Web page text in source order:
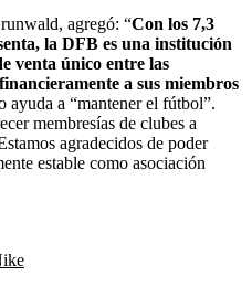
agregó: “Con los 7,3
la DFB es una institución
venta único entre las
a sus miembros
ayuda a “mantener el fútbol”.
membresías de clubes a
agradecidos de poder
estable como asociación